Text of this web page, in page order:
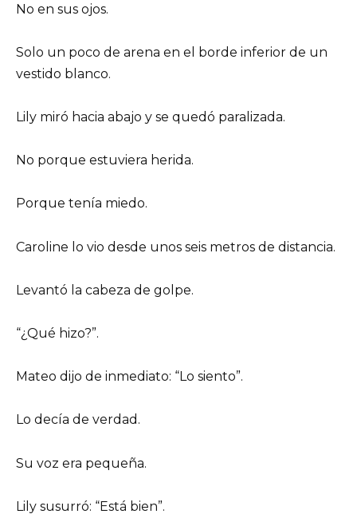
No en sus ojos.
Solo un poco de arena en el borde inferior de un
vestido blanco.
Lily miró hacia abajo y se quedó paralizada.
No porque estuviera herida.
Porque tenía miedo.
Caroline lo vio desde unos seis metros de distancia.
Levantó la cabeza de golpe.
“¿Qué hizo?”.
Mateo dijo de inmediato: “Lo siento”.
Lo decía de verdad.
Su voz era pequeña.
Lily susurró: “Está bien”.